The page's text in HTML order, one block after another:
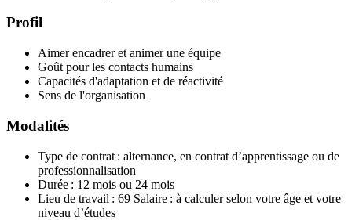
Profil
Aimer encadrer et animer une équipe
Goût pour les contacts humains
Capacités d'adaptation et de réactivité
Sens de l'organisation
Modalités
Type de contrat : alternance, en contrat d’apprentissage ou de
professionnalisation
Durée : 12 mois ou 24 mois
Lieu de travail : 69 Salaire : à calculer selon votre âge et votre
niveau d’études